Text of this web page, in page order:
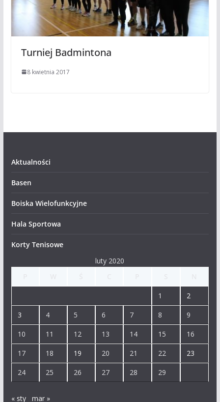
Turniej Badmintona
8 kwietnia 2017
Aktualności
Basen
Boiska Wielofunkcyjne
Hala Sportowa
Korty Tenisowe
luty 2020
1 2
3 4 5 6 7 8 9
10 11 12 13 14 15 16
17 18 19 20 21 22 23
24 25 26 27 28 29
« sty mar »